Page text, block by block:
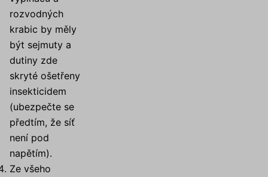
rozvodných
krabic by měly
být sejmuty a
dutiny zde
skryté ošetřeny
insekticidem
(ubezpečte se
předtím, že síť
není pod
napětím).
Ze všeho